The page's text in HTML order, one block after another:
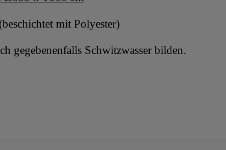
(beschichtet mit Polyester)
gegebenenfalls Schwitzwasser bilden.